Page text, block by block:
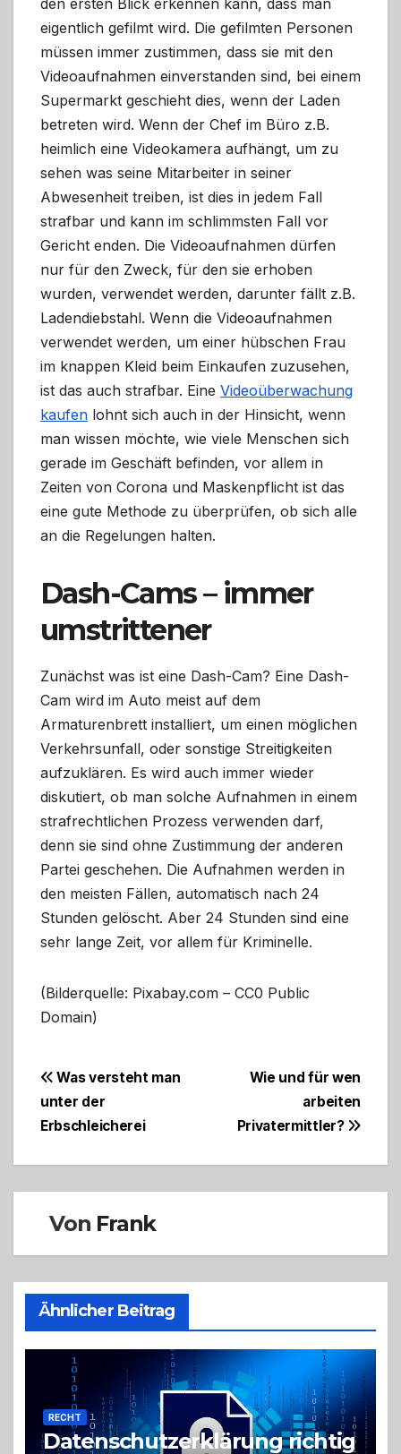
den ersten Blick erkennen kann, dass man
eigentlich gefilmt wird. Die gefilmten Personen
müssen immer zustimmen, dass sie mit den
Videoaufnahmen einverstanden sind, bei einem
Supermarkt geschieht dies, wenn der Laden
betreten wird. Wenn der Chef im Büro z.B.
heimlich eine Videokamera aufhängt, um zu
sehen was seine Mitarbeiter in seiner
Abwesenheit treiben, ist dies in jedem Fall
strafbar und kann im schlimmsten Fall vor
Gericht enden. Die Videoaufnahmen dürfen
nur für den Zweck, für den sie erhoben
wurden, verwendet werden, darunter fällt z.B.
Ladendiebstahl. Wenn die Videoaufnahmen
verwendet werden, um einer hübschen Frau
im knappen Kleid beim Einkaufen zuzusehen,
ist das auch strafbar. Eine Videoüberwachung
kaufen lohnt sich auch in der Hinsicht, wenn
man wissen möchte, wie viele Menschen sich
gerade im Geschäft befinden, vor allem in
Zeiten von Corona und Maskenpflicht ist das
eine gute Methode zu überprüfen, ob sich alle
an die Regelungen halten.
Dash-Cams – immer
umstrittener
Zunächst was ist eine Dash-Cam? Eine Dash-
Cam wird im Auto meist auf dem
Armaturenbrett installiert, um einen möglichen
Verkehrsunfall, oder sonstige Streitigkeiten
aufzuklären. Es wird auch immer wieder
diskutiert, ob man solche Aufnahmen in einem
strafrechtlichen Prozess verwenden darf,
denn sie sind ohne Zustimmung der anderen
Partei geschehen. Die Aufnahmen werden in
den meisten Fällen, automatisch nach 24
Stunden gelöscht. Aber 24 Stunden sind eine
sehr lange Zeit, vor allem für Kriminelle.
(Bilderquelle: Pixabay.com – CC0 Public
Domain)
BeitragsnavigationWie und für wen
arbeiten
Privatermittler?
Was versteht man
unter der
Erbschleicherei
Von Frank
Ähnlicher Beitrag
RECHT
Datenschutzerklärung richtig